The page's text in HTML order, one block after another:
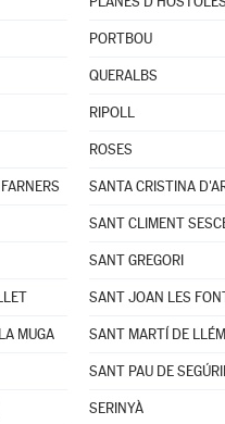
PORTBOU
QUERALBS
RIPOLL
ROSES
SANTA CRISTINA
SANT CLIMENT
SANT GREGORI
SANT JOAN LES
MUGA SANT MARTÍ DE
SANT PAU DE
SERINYÀ